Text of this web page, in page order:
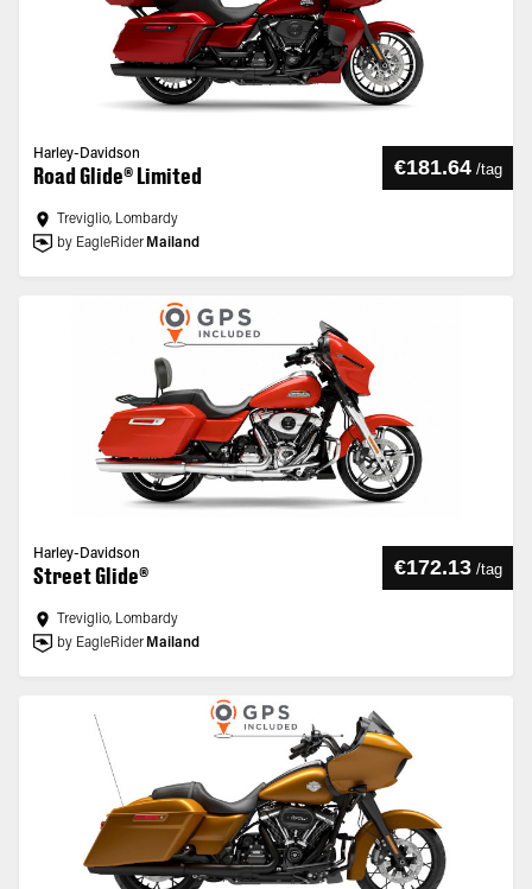
Harley-Davidson
Road Glide® Limited €181.64 /tag
Treviglio, Lombardy
by EagleRider Mailand
Harley-Davidson
Street Glide® €172.13 /tag
Treviglio, Lombardy
by EagleRider Mailand